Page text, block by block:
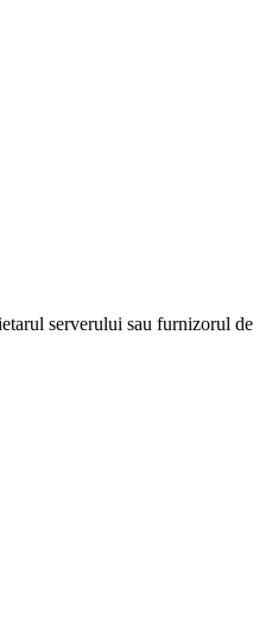
serverului sau furnizorul de